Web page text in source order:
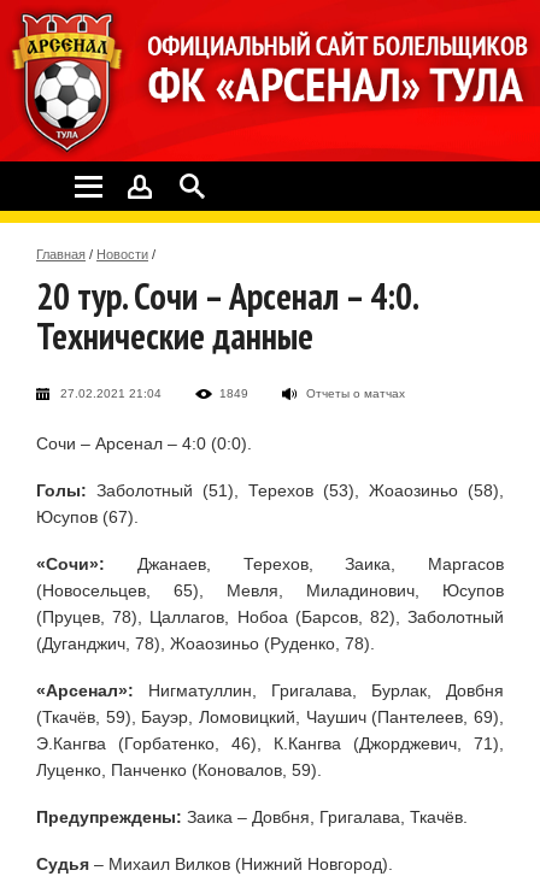
Главная / Новости /
20 тур. Сочи – Арсенал – 4:0.
Технические данные
27.02.2021 21:04 1849 Отчеты о матчах
Сочи – Арсенал – 4:0 (0:0).
Голы: Заболотный (51), Терехов (53), Жоаозиньо (58),
Юсупов (67).
«Сочи»: Джанаев, Терехов, Заика, Маргасов
(Новосельцев, 65), Мевля, Миладинович, Юсупов
(Пруцев, 78), Цаллагов, Нобоа (Барсов, 82), Заболотный
(Дуганджич, 78), Жоаозиньо (Руденко, 78).
«Арсенал»: Нигматуллин, Григалава, Бурлак, Довбня
(Ткачёв, 59), Бауэр, Ломовицкий, Чаушич (Пантелеев, 69),
Э.Кангва (Горбатенко, 46), К.Кангва (Джорджевич, 71),
Луценко, Панченко (Коновалов, 59).
Предупреждены: Заика – Довбня, Григалава, Ткачёв.
Судья – Михаил Вилков (Нижний Новгород).